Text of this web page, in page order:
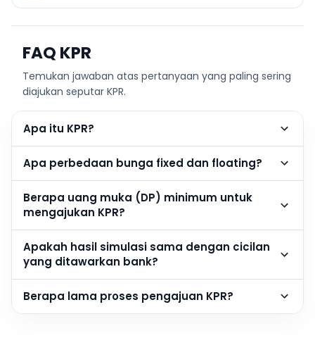
FAQ KPR
Temukan jawaban atas pertanyaan yang paling sering
diajukan seputar KPR.
Apa itu KPR?
Apa perbedaan bunga fixed dan floating?
Berapa uang muka (DP) minimum untuk
mengajukan KPR?
Apakah hasil simulasi sama dengan cicilan
yang ditawarkan bank?
Berapa lama proses pengajuan KPR?